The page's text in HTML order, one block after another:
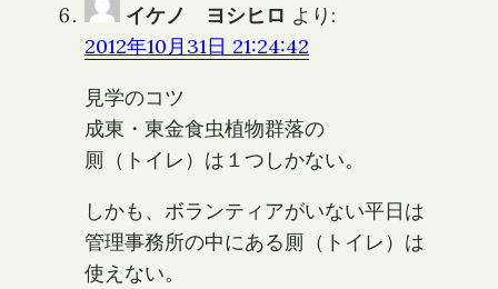
イケノ ヨシヒロ より:
2012年10月31日 21:24:42
見学のコツ
成東・東金食虫植物群落の
厠（トイレ）は１つしかない。
しかも、ボランティアがいない平日は
管理事務所の中にある厠（トイレ）は
使えない。